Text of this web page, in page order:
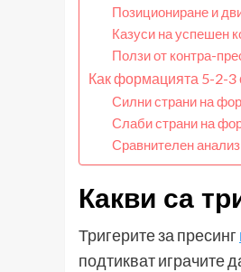
Позициониране и
Казуси на успешен
Ползи от контра-
Как формацията 5-2-3
Силни страни на
Слаби страни на
Сравнителен
Какви са
Тригерите за пресинг
подтикват играчите